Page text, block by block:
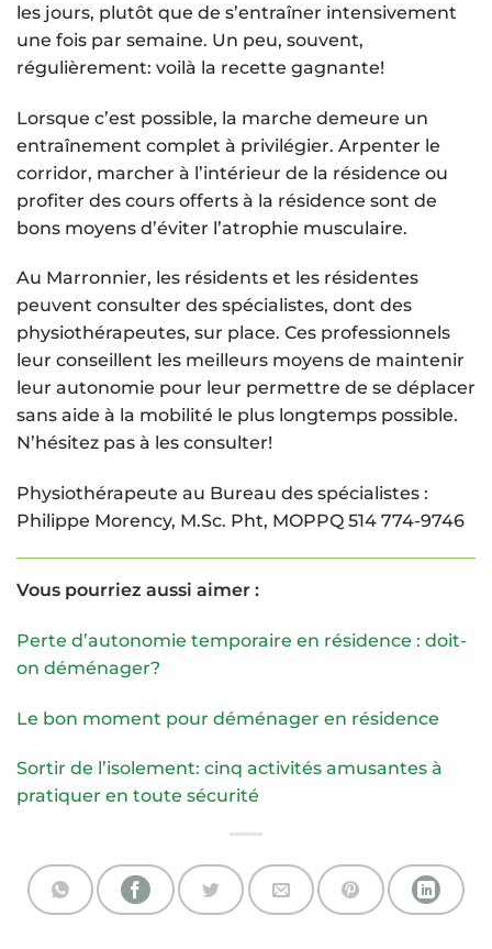
les jours, plutôt que de s’entraîner intensivement
une fois par semaine. Un peu, souvent,
régulièrement: voilà la recette gagnante!
Lorsque c’est possible, la marche demeure un
entraînement complet à privilégier. Arpenter le
corridor, marcher à l’intérieur de la résidence ou
profiter des cours offerts à la résidence sont de
bons moyens d’éviter l’atrophie musculaire.
Au Marronnier, les résidents et les résidentes
peuvent consulter des spécialistes, dont des
physiothérapeutes, sur place. Ces professionnels
leur conseillent les meilleurs moyens de maintenir
leur autonomie pour leur permettre de se déplacer
sans aide à la mobilité le plus longtemps possible.
N’hésitez pas à les consulter!
Physiothérapeute au Bureau des spécialistes :
Philippe Morency, M.Sc. Pht, MOPPQ 514 774-9746
Vous pourriez aussi aimer :
Perte d’autonomie temporaire en résidence : doit-
on déménager?
Le bon moment pour déménager en résidence
Sortir de l’isolement: cinq activités amusantes à
pratiquer en toute sécurité